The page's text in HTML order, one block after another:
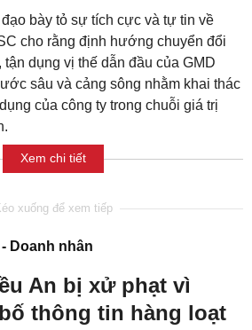
bày tỏ sự tích cực và tự tin về
cho rằng định hướng chuyển đổi
dụng vị thế dẫn đầu của GMD
sâu và cảng sông nhằm khai thác
của công ty trong chuỗi giá trị
Xem chi tiết
Doanh nhân
An bị xử phạt vì
thông tin hàng loạt